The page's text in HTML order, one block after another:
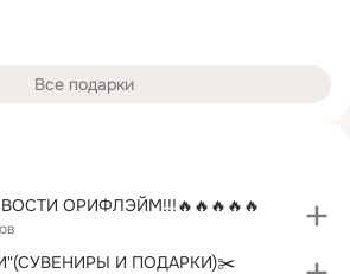
Все подарки
ОРИФЛЭЙМ!!!🔥🔥🔥🔥🔥
И ПОДАРКИ)✂️